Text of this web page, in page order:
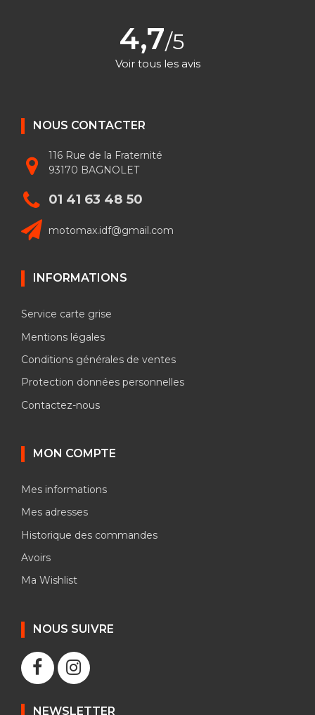
4,7/5
Voir tous les avis
NOUS CONTACTER
116 Rue de la Fraternité
93170 BAGNOLET
01 41 63 48 50
motomax.idf@gmail.com
INFORMATIONS
Service carte grise
Mentions légales
Conditions générales de ventes
Protection données personnelles
Contactez-nous
MON COMPTE
Mes informations
Mes adresses
Historique des commandes
Avoirs
Ma Wishlist
NOUS SUIVRE
NEWSLETTER